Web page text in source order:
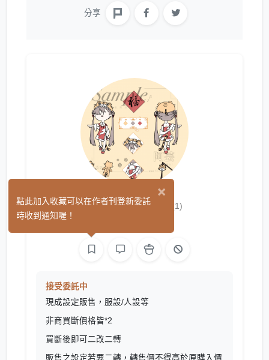
分享
阿芸.售設帳 (1)
接受委託中
現成設定販售，服設/人設等
非商買斷價格皆*2
買斷後即可二改二轉
販售之設定若要二轉，轉售價不得高於原購入價
×
點此加入收藏可以在作者刊登新委託
時收到通知喔！